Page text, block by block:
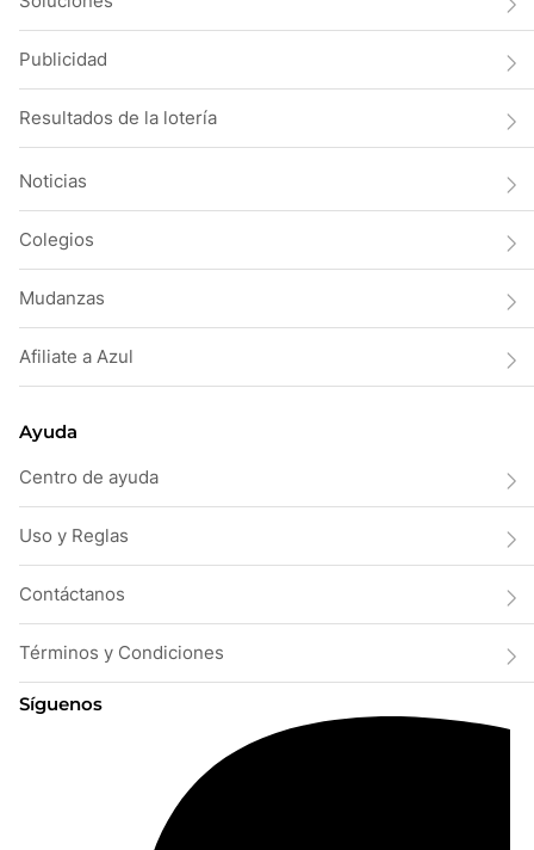
Publicidad
Resultados de la lotería
Noticias
Colegios
Mudanzas
Afiliate a Azul
Ayuda
Centro de ayuda
Uso y Reglas
Contáctanos
Términos y Condiciones
Síguenos